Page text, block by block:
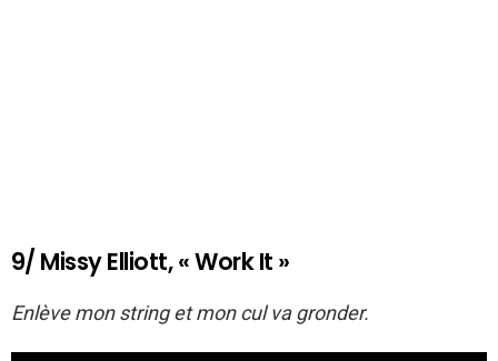
9/ Missy Elliott, « Work It »
Enlève mon string et mon cul va gronder.